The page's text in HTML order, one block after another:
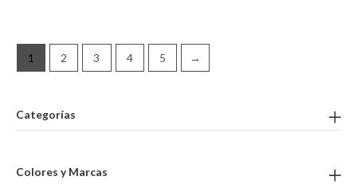
Categorías
Colores y Marcas
1 2 3 4 5 →